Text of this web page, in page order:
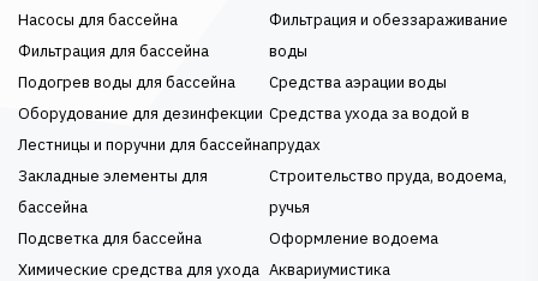
Насосы для бассейна
Фильтрация для бассейна
Подогрев воды для бассейна
Оборудование для дезинфекции
Лестницы и поручни для бассейна
Закладные элементы для
бассейна
Подсветка для бассейна
Химические средства для ухода
Фильтрация и обеззараживание
воды
Средства аэрации воды
Средства ухода за водой в
прудах
Строительство пруда, водоема,
ручья
Оформление водоема
Аквариумистика